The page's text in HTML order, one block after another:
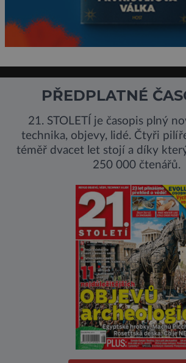
PŘEDPLATNÉ
21. STOLETÍ je časopis plný
technika, objevy, lidé. Čtyři
téměř dvacet let stojí a díky
250 000 čtenářů.